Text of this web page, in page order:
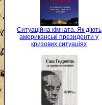
Ситуаційна кімната. Як діють
американські президенти у
кризових ситуаціях